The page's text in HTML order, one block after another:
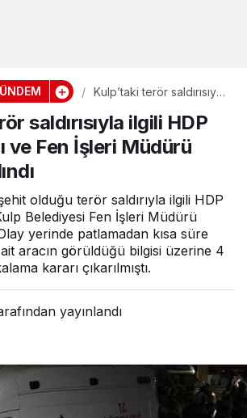
Kulp’taki terör saldırısıyla
Fen İşleri Müdürü
gözaltına alındı
saldırısıyla ilgili HDP
ve Fen İşleri Müdürü
olduğu terör saldırıyla ilgili HDP
Belediyesi Fen İşleri Müdürü
yerinde patlamadan kısa süre
aracın görüldüğü bilgisi üzerine 4
kararı çıkarılmıştı.
yayınlandı